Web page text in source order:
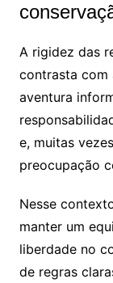
A rigidez das
contrasta com
aventura
e, muitas
preocupação
Nesse
manter um
liberdade no
de regras